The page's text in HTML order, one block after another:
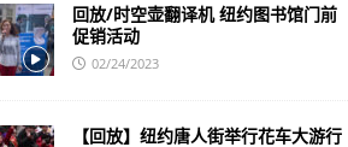
回放/时空壶翻译机 纽约图书馆门前
促销活动
02/24/2023
【回放】纽约唐人街举行花车大游行